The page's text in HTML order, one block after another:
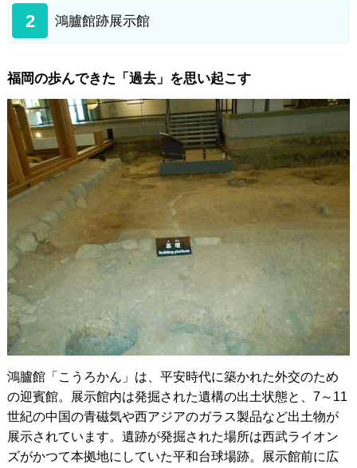
2 鴻臚館跡展示館
福岡の歩んできた「過去」を思い起こす
鴻臚館「こうろかん」は、平安時代に築かれた外交のため
の迎賓館。展示館内は発掘された遺構の出土状態と、7～11
世紀の中国の青磁気や西アジアのガラス製品など出土物が
展示されています。遺跡が発掘された場所は西武ライオン
ズがかつて本拠地にしていた平和台球場跡。展示館前に広